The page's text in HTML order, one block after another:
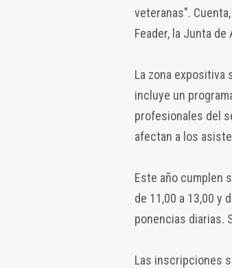
veteranas".
Feader, la Junta de
La zona expositiva
incluye un
profesionales del
afectan a los
Este año cumplen
de 11,00 a 13,00 y
ponencias diarias.
Las inscripciones